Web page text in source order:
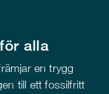
alla
en trygg
till ett fossilfritt